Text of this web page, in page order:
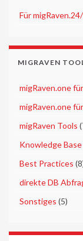
Für
MIGRAVEN
migRaven.one
migRaven.one
migRaven Tools
Knowledge Base
Best Practices
direkte DB
Sonstiges (5)